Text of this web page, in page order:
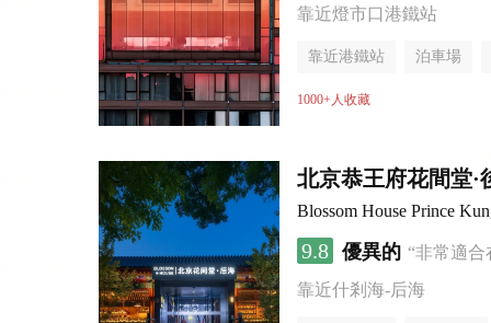
靠近燈市口港鐵站
靠近港鐵站 泊車場
無煙樓層
1000+人收藏
北京恭王府花間堂·
Blossom House Prince
9.8 優異的 “非常適
靠近什剎海-后海